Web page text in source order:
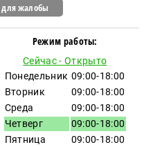
для жалобы
Режим работы:
Сейчас - Открыто
Понедельник 09:00-18:00
Вторник
09:00-18:00
Среда
09:00-18:00
Четверг
09:00-18:00
Пятница
09:00-18:00